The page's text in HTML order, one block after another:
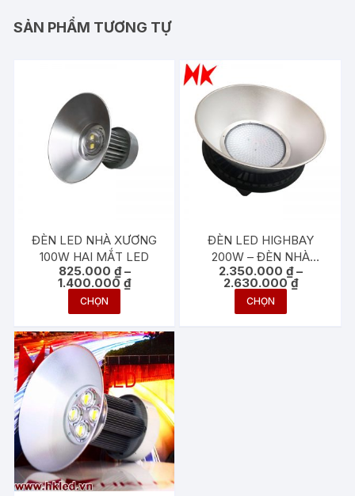
SẢN PHẨM TƯƠNG TỰ
ĐÈN LED NHÀ XƯƠNG
100W HAI MẮT LED
825.000 ₫ –
1.400.000₫Khoảng
giá:
đến
1.400.000 ₫
CHỌN
phẩm
này
có
nhiều
biến
thể.
Các
tùy
chọn
có
ĐÈN LED HIGHBAY
200W – ĐÈN NHÀ
XƯỞNG UFO 200W
2.350.000 ₫ –
2.630.000 ₫Khoảng
giá:
CHỌN
phẩm